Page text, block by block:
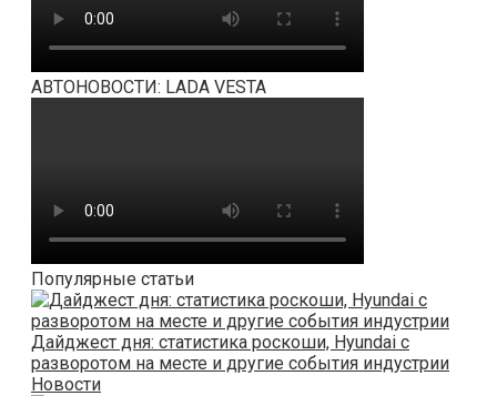
АВТОНОВОСТИ: LADA VESTA
Популярные статьи
Дайджест дня: статистика роскоши, Hyundai с
разворотом на месте и другие события индустрии
Новости